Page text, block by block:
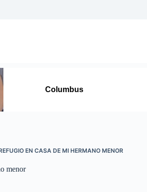
EN CASA DE MI HERMANO MENOR
menor